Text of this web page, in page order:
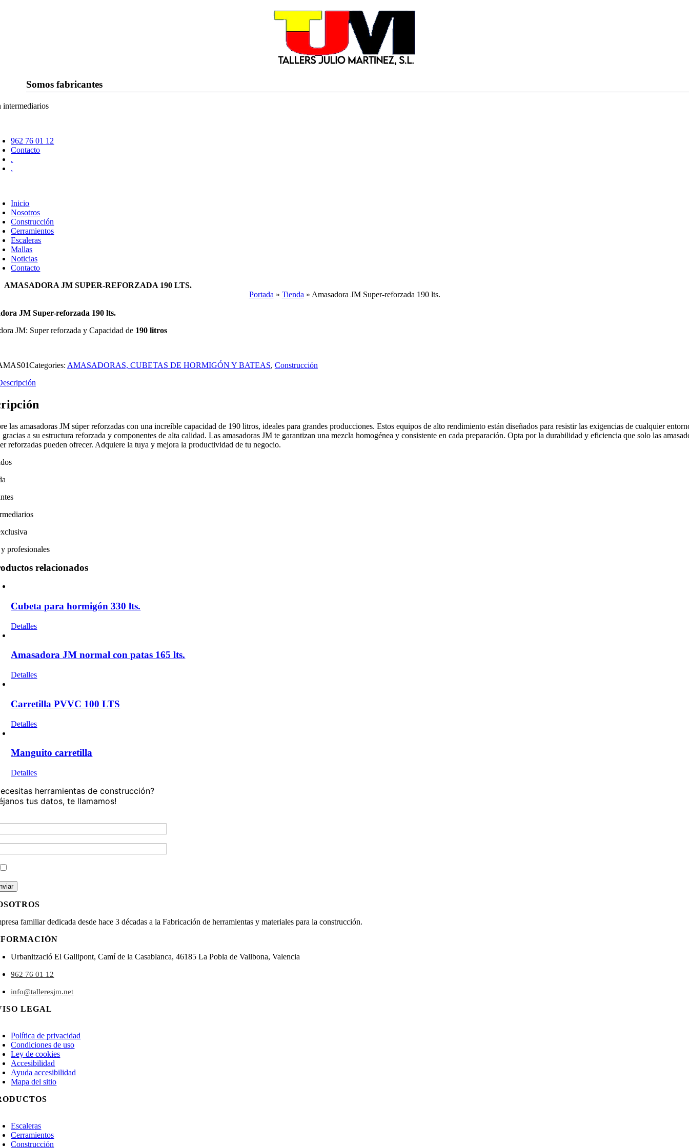
Somos fabricantes
intermediarios
962 76 01 12
Contacto
.
.
Inicio
Nosotros
Construcción
Cerramientos
Escaleras
Mallas
Noticias
Contacto
AMASADORA JM SUPER-REFORZADA 190 LTS.
Portada» Tienda» Amasadora JM Super-reforzada 190 lts.
JM Super-reforzada 190 lts.
JM: Super reforzada y Capacidad de 190 litros
Categories: AMASADORAS, CUBETAS DE HORMIGÓN Y BATEAS, Construcción
las amasadoras JM súper reforzadas con una increíble capacidad de 190 litros, ideales para grandes producciones. Estos equipos de alto rendimiento están diseñados para resistir las exigencias de cualquier
gracias a su estructura reforzada y componentes de alta calidad. Las amasadoras JM te garantizan una mezcla homogénea y consistente en cada preparación. Opta por la durabilidad y eficiencia que solo las
reforzadas pueden ofrecer. Adquiere la tuya y mejora la productividad de tu negocio.
profesionales
relacionados
Cubeta para hormigón 330 lts.
Detalles
Amasadora JM normal con patas 165 lts.
Detalles
Carretilla PVVC 100 LTS
Este
múltiples
variantes.
Las
opciones
se
pueden
elegir
la
página
de
producto
Detalles
Manguito carretilla
Detalles
herramientas de construcción?
tus datos, te llamamos!
familiar dedicada desde hace 3 décadas a la Fabricación de herramientas y materiales para la construcción.
Urbanització El Gallipont, Camí de la Casablanca, 46185 La Pobla de Vallbona, Valencia
962 76 01 12
info@talleresjm.net
LEGAL
Política de privacidad
Condiciones de uso
Ley de cookies
Accesibilidad
Ayuda accesibilidad
Mapa del sitio
Escaleras
Cerramientos
Construcción